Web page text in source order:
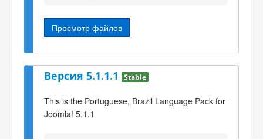
Просмотр файлов
Версия 5.1.1.1 Stable
This is the Portuguese, Brazil Language Pack for
Joomla! 5.1.1